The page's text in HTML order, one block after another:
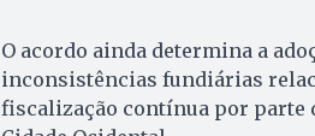
O acordo ainda determina a
inconsistências fundiárias
fiscalização contínua por parte